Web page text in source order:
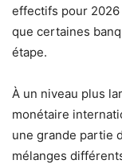
effectifs pour
que certaines
étape.
À un niveau plus
monétaire
une grande partie
mélanges